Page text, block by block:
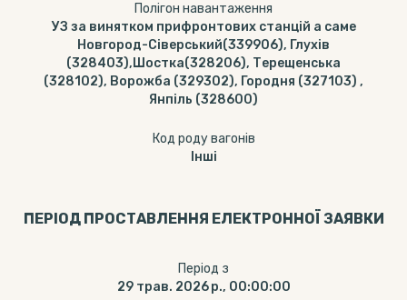
Полігон навантаження
УЗ за винятком прифронтових станцій а саме
Новгород-Сіверський(339906), Глухів
(328403),Шостка(328206), Терещенська
(328102), Ворожба (329302), Городня (327103) ,
Янпіль (328600)
Код роду вагонів
Інші
ПЕРІОД ПРОСТАВЛЕННЯ ЕЛЕКТРОННОЇ ЗАЯВКИ
Період з
29 трав. 2026 р., 00:00:00